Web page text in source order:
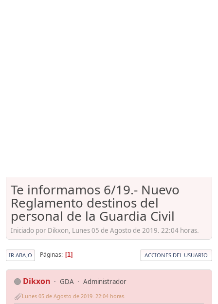
Te informamos 6/19.- Nuevo
Reglamento destinos del
personal de la Guardia Civil
Iniciado por Dikxon, Lunes 05 de Agosto de 2019. 22:04 horas.
IR ABAJO Páginas 1 ACCIONES DEL USUARIO
Dikxon GDA Administrador
Lunes 05 de Agosto de 2019. 22:04 horas.